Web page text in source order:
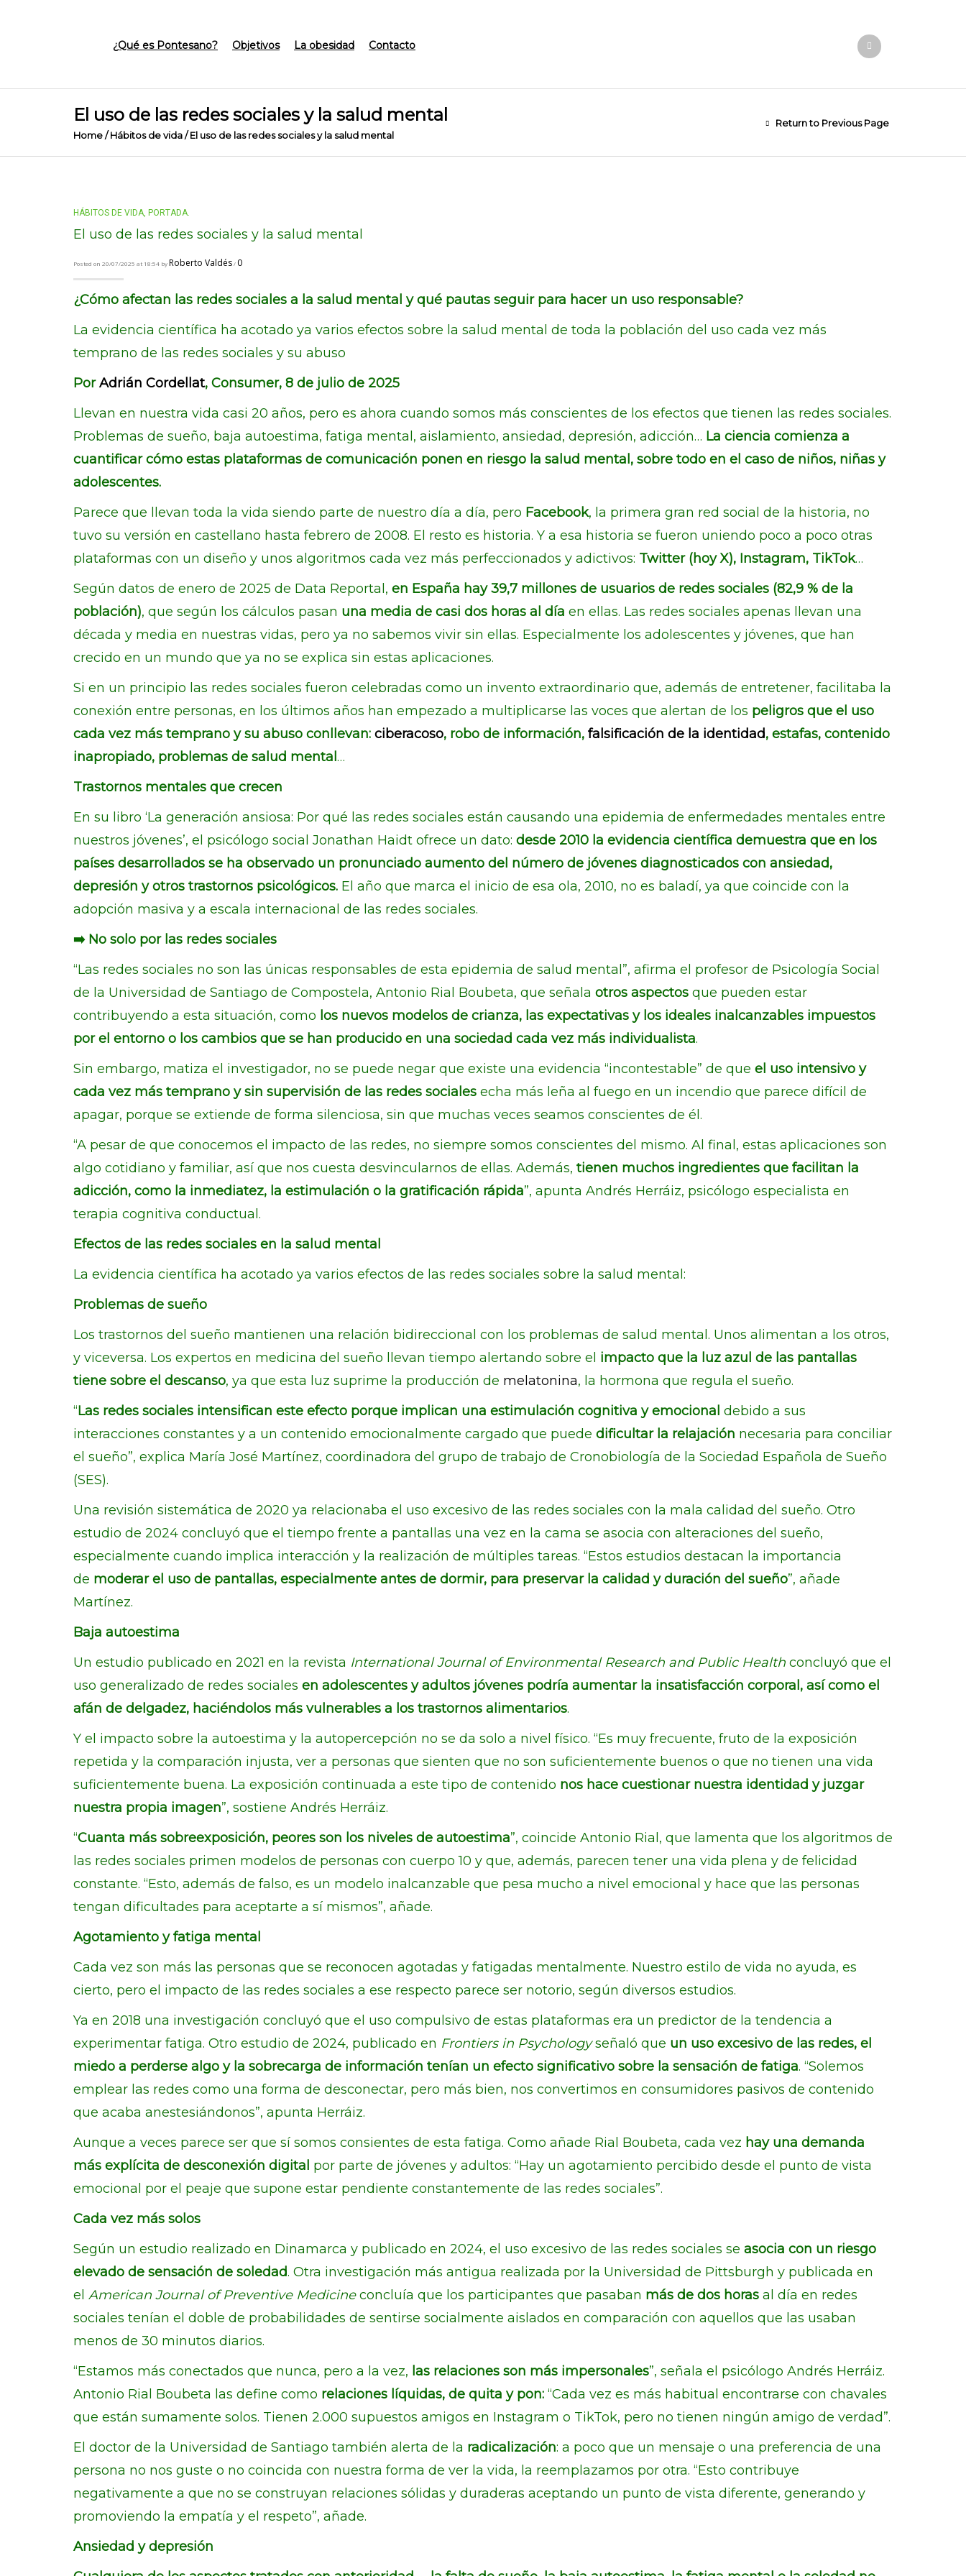
¿Qué es Pontesano? Objetivos La obesidad Contacto
El uso de las redes sociales y la salud mental
Home/ Hábitos de vida/ El uso de las redes sociales y la salud mental
Return to Previous Page
HÁBITOS DE VIDA, PORTADA.
El uso de las redes sociales y la salud mental
Posted on 20/07/2025 at 18:54 byRoberto Valdés/ 0
¿Cómo afectan las redes sociales a la salud mental y qué pautas seguir para hacer un uso responsable?
La evidencia científica ha acotado ya varios efectos sobre la salud mental de toda la población del uso cada vez más
temprano de las redes sociales y su abuso
PorAdrián Cordellat, Consumer, 8 de julio de 2025
Llevan en nuestra vida casi 20 años, pero es ahora cuando somos más conscientes de los efectos que tienen las redes sociales.
Problemas de sueño, baja autoestima, fatiga mental, aislamiento, ansiedad, depresión, adicción… La ciencia comienza a
cuantificar cómo estas plataformas de comunicación ponen en riesgo la salud mental, sobre todo en el caso de niños, niñas y
adolescentes.
Parece que llevan toda la vida siendo parte de nuestro día a día, pero Facebook, la primera gran red social de la historia, no
tuvo su versión en castellano hasta febrero de 2008. El resto es historia. Y a esa historia se fueron uniendo poco a poco otras
plataformas con un diseño y unos algoritmos cada vez más perfeccionados y adictivos: Twitter (hoy X), Instagram, TikTok…
Según datos de enero de 2025 de Data Reportal, en España hay 39,7 millones de usuarios de redes sociales (82,9 % de la
población), que según los cálculos pasan una media de casi dos horas al día en ellas. Las redes sociales apenas llevan una
década y media en nuestras vidas, pero ya no sabemos vivir sin ellas. Especialmente los adolescentes y jóvenes, que han
crecido en un mundo que ya no se explica sin estas aplicaciones.
Si en un principio las redes sociales fueron celebradas como un invento extraordinario que, además de entretener, facilitaba la
conexión entre personas, en los últimos años han empezado a multiplicarse las voces que alertan de los peligros que el uso
cada vez más temprano y su abuso conllevan: ciberacoso, robo de información, falsificación de la identidad, estafas, contenido
inapropiado, problemas de salud mental …
Trastornos mentales que crecen
En su libro ‘La generación ansiosa: Por qué las redes sociales están causando una epidemia de enfermedades mentales entre
nuestros jóvenes’, el psicólogo social Jonathan Haidt ofrece un dato: desde 2010 la evidencia científica demuestra que en los
países desarrollados se ha observado un pronunciado aumento del número de jóvenes diagnosticados con ansiedad,
depresión y otros trastornos psicológicos. El año que marca el inicio de esa ola, 2010, no es baladí, ya que coincide con la
adopción masiva y a escala internacional de las redes sociales.
➡️ No solo por las redes sociales
“Las redes sociales no son las únicas responsables de esta epidemia de salud mental”, afirma el profesor de Psicología Social
de la Universidad de Santiago de Compostela, Antonio Rial Boubeta, que señala otros aspectos que pueden estar
contribuyendo a esta situación, como los nuevos modelos de crianza, las expectativas y los ideales inalcanzables impuestos
por el entorno o los cambios que se han producido en una sociedad cada vez más individualista.
Sin embargo, matiza el investigador, no se puede negar que existe una evidencia “incontestable” de que el uso intensivo y
cada vez más temprano y sin supervisión de las redes sociales echa más leña al fuego en un incendio que parece difícil de
apagar, porque se extiende de forma silenciosa, sin que muchas veces seamos conscientes de él.
“A pesar de que conocemos el impacto de las redes, no siempre somos conscientes del mismo. Al final, estas aplicaciones son
algo cotidiano y familiar, así que nos cuesta desvincularnos de ellas. Además, tienen muchos ingredientes que facilitan la
adicción, como la inmediatez, la estimulación o la gratificación rápida”, apunta Andrés Herráiz, psicólogo especialista en
terapia cognitiva conductual.
Efectos de las redes sociales en la salud mental
La evidencia científica ha acotado ya varios efectos de las redes sociales sobre la salud mental:
Problemas de sueño
Los trastornos del sueño mantienen una relación bidireccional con los problemas de salud mental. Unos alimentan a los otros,
y viceversa. Los expertos en medicina del sueño llevan tiempo alertando sobre el impacto que la luz azul de las pantallas
tiene sobre el descanso, ya que esta luz suprime la producción de melatonina, la hormona que regula el sueño.
“Las redes sociales intensifican este efecto porque implican una estimulación cognitiva y emocional debido a sus
interacciones constantes y a un contenido emocionalmente cargado que puede dificultar la relajación necesaria para conciliar
el sueño”, explica María José Martínez, coordinadora del grupo de trabajo de Cronobiología de la Sociedad Española de Sueño
(SES).
Una revisión sistemática de 2020 ya relacionaba el uso excesivo de las redes sociales con la mala calidad del sueño. Otro
estudio de 2024 concluyó que el tiempo frente a pantallas una vez en la cama se asocia con alteraciones del sueño,
especialmente cuando implica interacción y la realización de múltiples tareas. “Estos estudios destacan la importancia
de moderar el uso de pantallas, especialmente antes de dormir, para preservar la calidad y duración del sueño”, añade
Martínez.
Baja autoestima
Un estudio publicado en 2021 en la revista International Journal of Environmental Research and Public Health concluyó que el
uso generalizado de redes sociales en adolescentes y adultos jóvenes podría aumentar la insatisfacción corporal, así como el
afán de delgadez, haciéndolos más vulnerables a los trastornos alimentarios.
Y el impacto sobre la autoestima y la autopercepción no se da solo a nivel físico. “Es muy frecuente, fruto de la exposición
repetida y la comparación injusta, ver a personas que sienten que no son suficientemente buenos o que no tienen una vida
suficientemente buena. La exposición continuada a este tipo de contenido nos hace cuestionar nuestra identidad y juzgar
nuestra propia imagen”, sostiene Andrés Herráiz.
“Cuanta más sobreexposición, peores son los niveles de autoestima”, coincide Antonio Rial, que lamenta que los algoritmos de
las redes sociales primen modelos de personas con cuerpo 10 y que, además, parecen tener una vida plena y de felicidad
constante. “Esto, además de falso, es un modelo inalcanzable que pesa mucho a nivel emocional y hace que las personas
tengan dificultades para aceptarte a sí mismos”, añade.
Agotamiento y fatiga mental
Cada vez son más las personas que se reconocen agotadas y fatigadas mentalmente. Nuestro estilo de vida no ayuda, es
cierto, pero el impacto de las redes sociales a ese respecto parece ser notorio, según diversos estudios.
Ya en 2018 una investigación concluyó que el uso compulsivo de estas plataformas era un predictor de la tendencia a
experimentar fatiga. Otro estudio de 2024, publicado en Frontiers in Psychologyseñaló que un uso excesivo de las redes, el
miedo a perderse algo y la sobrecarga de información tenían un efecto significativo sobre la sensación de fatiga. “Solemos
emplear las redes como una forma de desconectar, pero más bien, nos convertimos en consumidores pasivos de contenido
que acaba anestesiándonos”, apunta Herráiz.
Aunque a veces parece ser que sí somos consientes de esta fatiga. Como añade Rial Boubeta, cada vez hay una demanda
más explícita de desconexión digital por parte de jóvenes y adultos: “Hay un agotamiento percibido desde el punto de vista
emocional por el peaje que supone estar pendiente constantemente de las redes sociales”.
Cada vez más solos
Según un estudio realizado en Dinamarca y publicado en 2024, el uso excesivo de las redes sociales se asocia con un riesgo
elevado de sensación de soledad. Otra investigación más antigua realizada por la Universidad de Pittsburgh y publicada en
el American Journal of Preventive Medicineconcluía que los participantes que pasaban más de dos horas al día en redes
sociales tenían el doble de probabilidades de sentirse socialmente aislados en comparación con aquellos que las usaban
menos de 30 minutos diarios.
“Estamos más conectados que nunca, pero a la vez, las relaciones son más impersonales”, señala el psicólogo Andrés Herráiz.
Antonio Rial Boubeta las define como relaciones líquidas, de quita y pon: “Cada vez es más habitual encontrarse con chavales
que están sumamente solos. Tienen 2.000 supuestos amigos en Instagram o TikTok, pero no tienen ningún amigo de verdad”.
El doctor de la Universidad de Santiago también alerta de la radicalización: a poco que un mensaje o una preferencia de una
persona no nos guste o no coincida con nuestra forma de ver la vida, la reemplazamos por otra. “Esto contribuye
negativamente a que no se construyan relaciones sólidas y duraderas aceptando un punto de vista diferente, generando y
promoviendo la empatía y el respeto”, añade.
Ansiedad y depresión